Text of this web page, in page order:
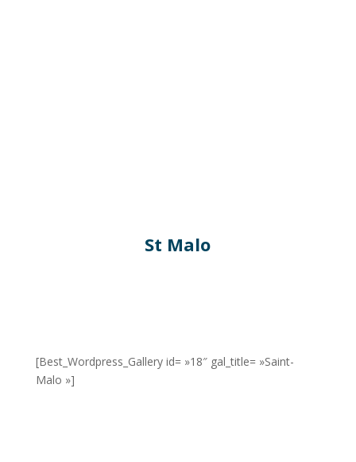
St Malo
[Best_Wordpress_Gallery id= »18″ gal_title= »Saint-
Malo »]